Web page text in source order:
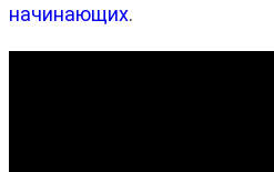
начинающих.